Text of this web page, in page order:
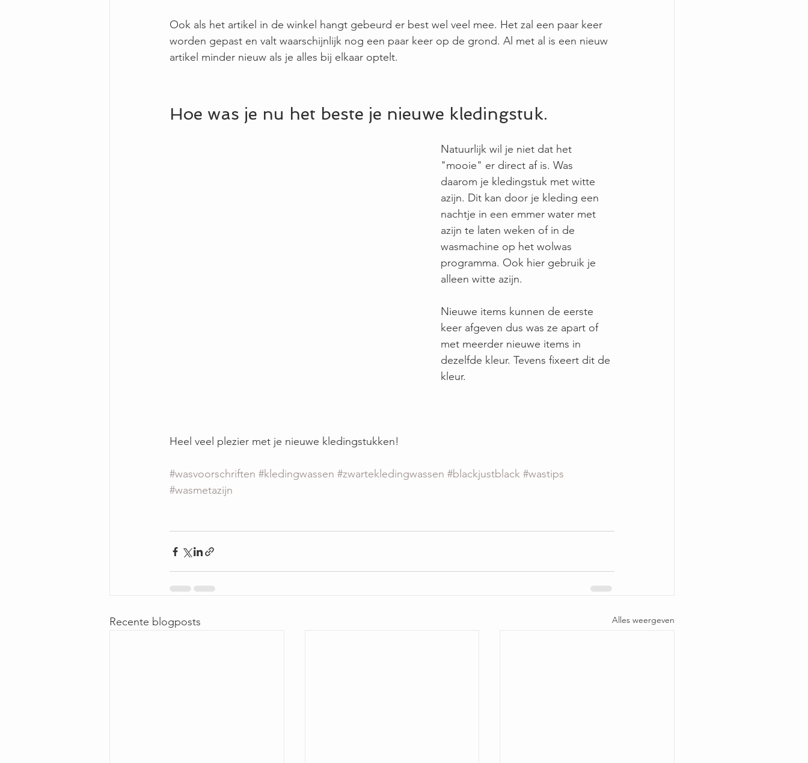
Ook als het artikel in de winkel hangt gebeurd er best wel veel mee. Het zal een paar keer
worden gepast en valt waarschijnlijk nog een paar keer op de grond. Al met al is een nieuw
artikel minder nieuw als je alles bij elkaar optelt.
Hoe was je nu het beste je nieuwe kledingstuk.
Natuurlijk wil je niet dat het
"mooie" er direct af is. Was
daarom je kledingstuk met witte
azijn. Dit kan door je kleding een
nachtje in een emmer water met
azijn te laten weken of in de
wasmachine op het wolwas
programma. Ook hier gebruik je
alleen witte azijn.
Nieuwe items kunnen de eerste
keer afgeven dus was ze apart of
met meerder nieuwe items in
dezelfde kleur. Tevens fixeert dit de
kleur.
Heel veel plezier met je nieuwe kledingstukken!
#wasvoorschriften #kledingwassen #zwartekledingwassen #blackjustblack #wastips
#wasmetazijn
Recente blogposts Alles weergeven